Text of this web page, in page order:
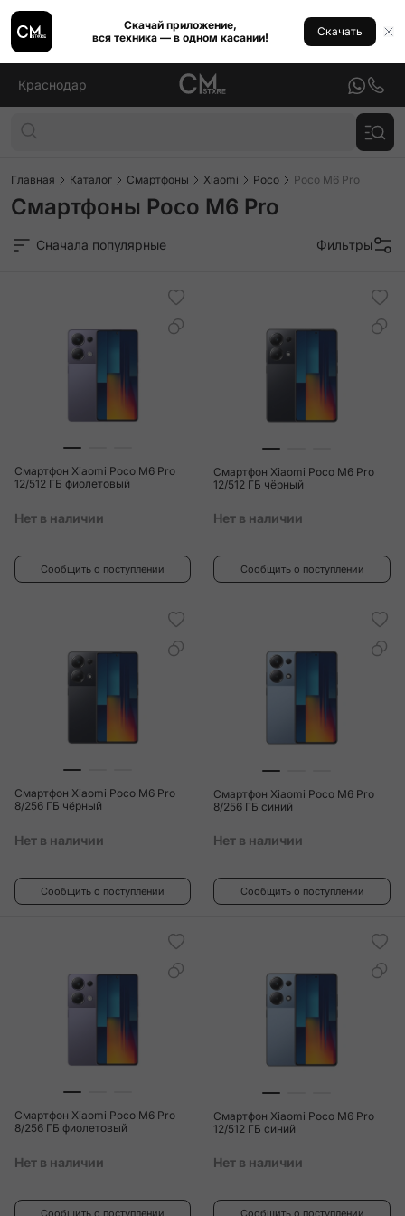
Скачай приложение,
вся техника — в одном касании!
Скачать
Краснодар
Главная Каталог Смартфоны Xiaomi Poco Poco M6 Pro
Смартфоны Poco M6 Pro
Сначала популярные Фильтры
Смартфон Xiaomi Poco M6 Pro
12/512 ГБ фиолетовый
Нет в наличии
Сообщить о поступлении
Смартфон Xiaomi Poco M6 Pro
12/512 ГБ чёрный
Нет в наличии
Сообщить о поступлении
Смартфон Xiaomi Poco M6 Pro
8/256 ГБ чёрный
Нет в наличии
Сообщить о поступлении
Смартфон Xiaomi Poco M6 Pro
8/256 ГБ синий
Нет в наличии
Сообщить о поступлении
Смартфон Xiaomi Poco M6 Pro
8/256 ГБ фиолетовый
Нет в наличии
Сообщить о поступлении
Смартфон Xiaomi Poco M6 Pro
12/512 ГБ синий
Нет в наличии
Сообщить о поступлении